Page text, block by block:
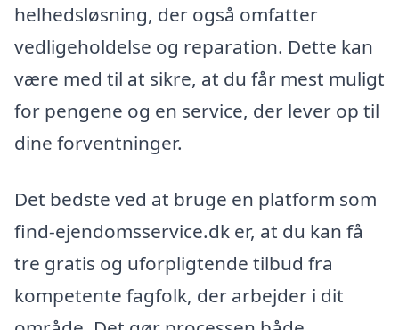
helhedsløsning, der også omfatter
vedligeholdelse og reparation. Dette kan
være med til at sikre, at du får mest muligt
for pengene og en service, der lever op til
dine forventninger.
Det bedste ved at bruge en platform som
find-ejendomsservice.dk er, at du kan få
tre gratis og uforpligtende tilbud fra
kompetente fagfolk, der arbejder i dit